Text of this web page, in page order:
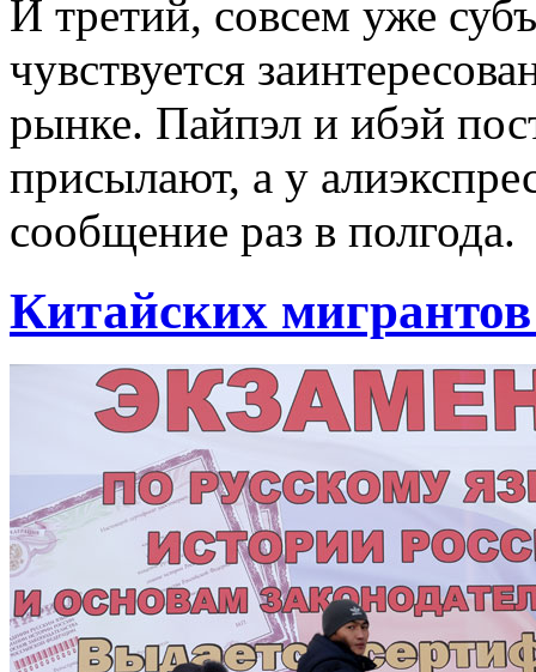
И третий, совсем уже
чувствуется
рынке. Пайпэл и ибэй
присылают, а у
сообщение раз в полгода.
Китайских мигрантов